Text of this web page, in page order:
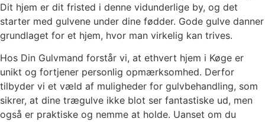
Dit hjem er dit fristed i denne vidunderlige by, og det
starter med gulvene under dine fødder. Gode gulve danner
grundlaget for et hjem, hvor man virkelig kan trives.
Hos Din Gulvmand forstår vi, at ethvert hjem i Køge er
unikt og fortjener personlig opmærksomhed. Derfor
tilbyder vi et væld af muligheder for gulvbehandling, som
sikrer, at dine trægulve ikke blot ser fantastiske ud, men
også er praktiske og nemme at holde. Uanset om du